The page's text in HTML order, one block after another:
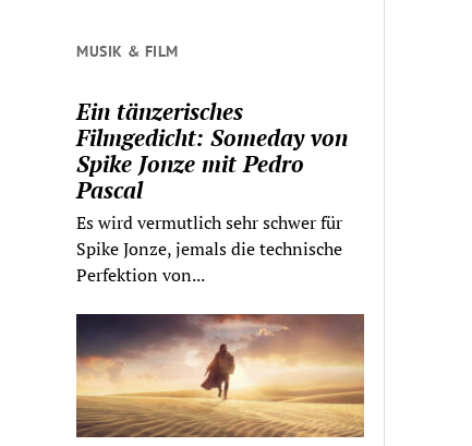
MUSIK & FILM
Ein tänzerisches
Filmgedicht: Someday von
Spike Jonze mit Pedro
Pascal
Es wird vermutlich sehr schwer für
Spike Jonze, jemals die technische
Perfektion von...